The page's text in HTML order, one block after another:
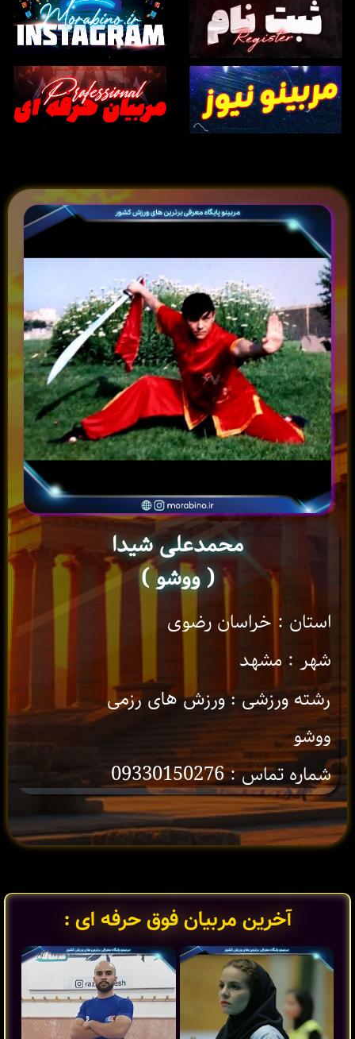
محمد‌علی شیدا
( ووشو )
استان : خراسان رضوی
شهر : مشهد
رشته ورزشی : ورزش های رزمی
ووشو
شماره تماس : 09330150276
آخرین مربیان فوق حرفه ای :